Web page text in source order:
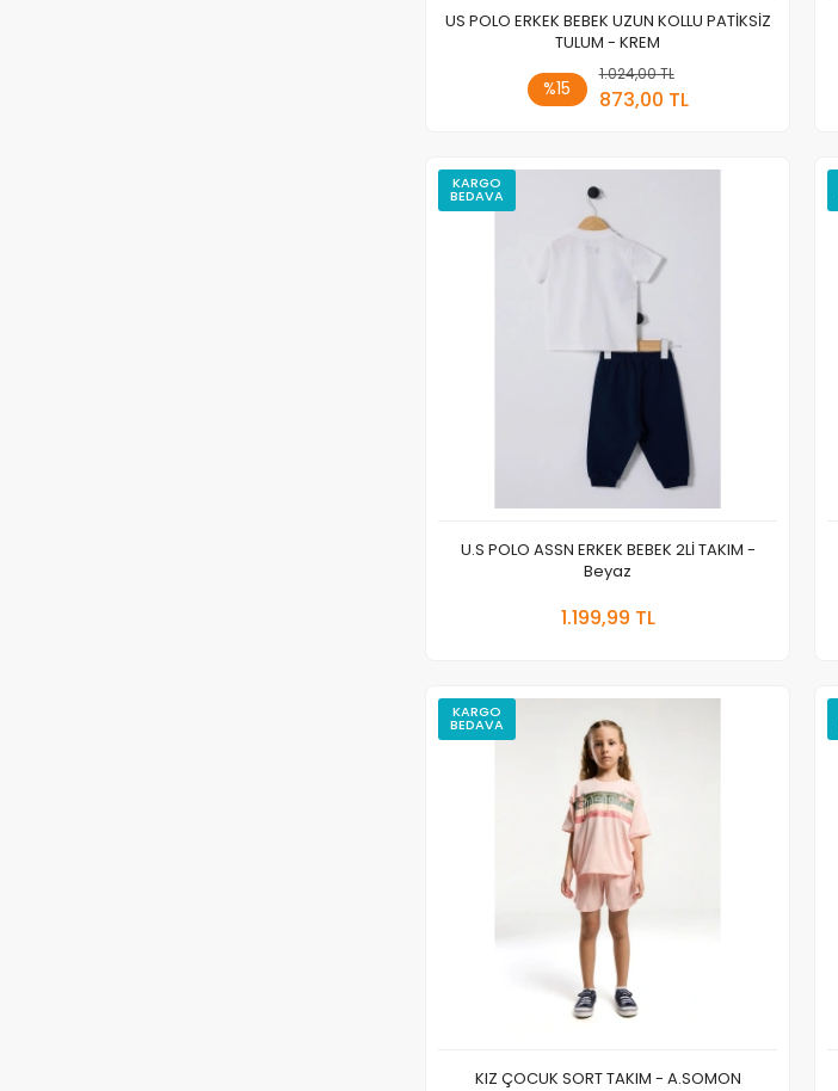
US POLO ERKEK BEBEK UZUN KOLLU PATİKSİZ
TULUM - KREM
%15
1.024,00 TL
873,00 TL
Sepete Ekle
KARGO
BEDAVA
U.S POLO ASSN ERKEK BEBEK 2Lİ TAKIM -
Beyaz
1.199,99 TL
KARGO
BEDAVA
KIZ ÇOCUK SORT TAKIM - A.SOMON